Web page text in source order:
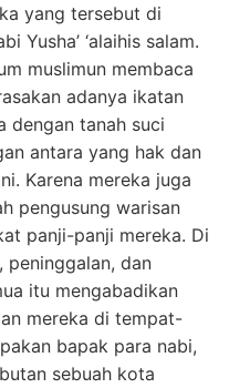
yang tersebut di
Yusha’ ‘alaihis salam.
muslimun membaca
adanya ikatan
dengan tanah suci
antara yang hak dan
Karena mereka juga
pengusung warisan
panji-panji mereka. Di
peninggalan, dan
itu mengabadikan
mereka di tempat-
bapak para nabi,
sebuah kota